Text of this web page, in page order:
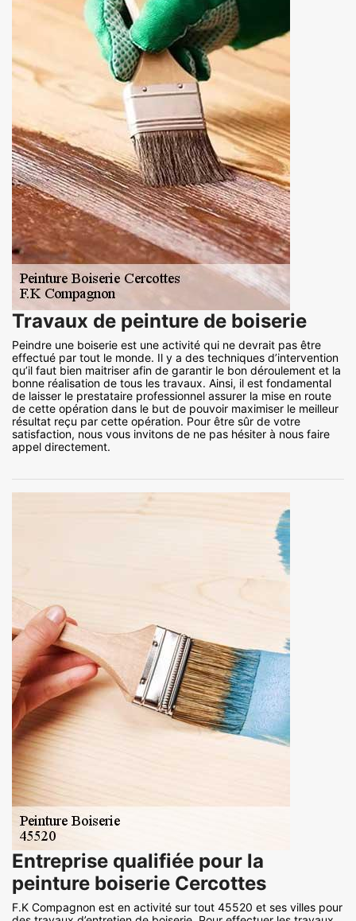
Travaux de peinture de boiserie
Peindre une boiserie est une activité qui ne devrait pas être
effectué par tout le monde. Il y a des techniques d’intervention
qu’il faut bien maitriser afin de garantir le bon déroulement et la
bonne réalisation de tous les travaux. Ainsi, il est fondamental
de laisser le prestataire professionnel assurer la mise en route
de cette opération dans le but de pouvoir maximiser le meilleur
résultat reçu par cette opération. Pour être sûr de votre
satisfaction, nous vous invitons de ne pas hésiter à nous faire
appel directement.
Entreprise qualifiée pour la
peinture boiserie Cercottes
F.K Compagnon est en activité sur tout 45520 et ses villes pour